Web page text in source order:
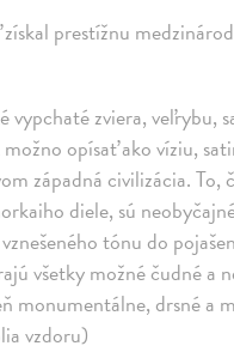
prestížnu
vypchaté zviera, veľrybu,
opísať ako víziu,
západná civilizácia. To,
diele, sú
tónu do
všetky možné čudné a
monumentálne, drsné a
vzdoru)